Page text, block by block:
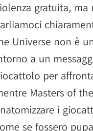
gratuita,
Universe non è
a un
per
Masters of
i
se fossero